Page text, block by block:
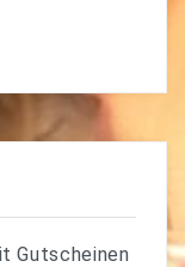
Gutscheinen